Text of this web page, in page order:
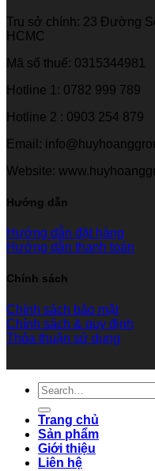
Trụ sở chính: 23 Đường
HCMC
Mã số thuế: 0315344981
Hotline 1: 0782 999 789
Hotline 2 : 0903 254 879
Email:
Website:
Hướng dẫn
Hướng dẫn đặt hàng
Hướng dẫn thanh toán
Chính sách
Chính sách bảo mật
Chính sách & quy định
Thỏa thuận sử dụng
Search
for:
Trang chủ
Sản phẩm
Giới thiệu
Liên hệ